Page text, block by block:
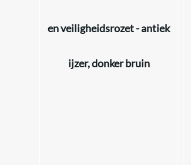
en veiligheidsrozet - antiek
ijzer, donker bruin